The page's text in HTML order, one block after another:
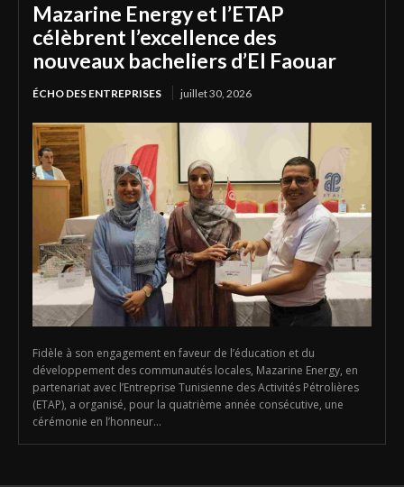
Mazarine Energy et l’ETAP
célèbrent l’excellence des
nouveaux bacheliers d’El Faouar
ÉCHO DES ENTREPRISES juillet 30, 2026
Fidèle à son engagement en faveur de l’éducation et du
développement des communautés locales, Mazarine Energy, en
partenariat avec l’Entreprise Tunisienne des Activités Pétrolières
(ETAP), a organisé, pour la quatrième année consécutive, une
cérémonie en l’honneur...